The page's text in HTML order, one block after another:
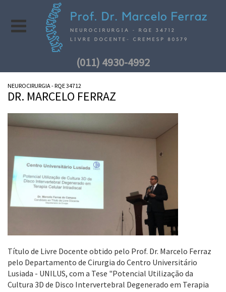
(011) 4930-4992
NEUROCIRURGIA - RQE 34712
DR. MARCELO FERRAZ
Título de Livre Docente obtido pelo Prof. Dr. Marcelo Ferraz
pelo Departamento de Cirurgia do Centro Universitário
Lusiada - UNILUS, com a Tese "Potencial Utilização da
Cultura 3D de Disco Intervertebral Degenerado em Terapia